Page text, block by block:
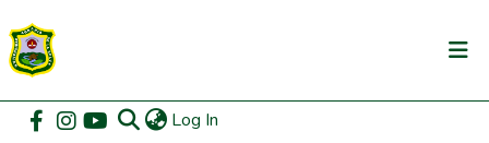
Log In
Communities & Collections
Home Statistics